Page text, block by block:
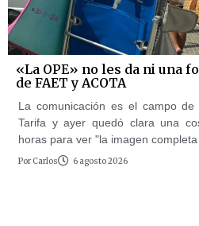
«La OPE» no les da ni una
de FAET y ACOTA
La comunicación es el campo
Tarifa y ayer quedó clara una
horas para ver "la imagen completa
Por Carlos 6 agosto 2026